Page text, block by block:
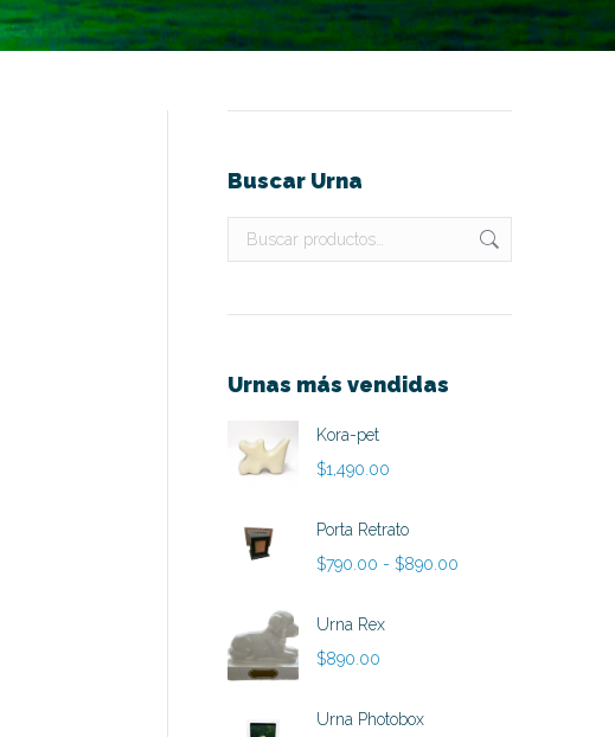
Buscar Urna
Urnas más vendidas
Kora-pet
$1,490.00
Porta Retrato
$790.00 - $890.00
Urna Rex
$890.00
Urna Photobox